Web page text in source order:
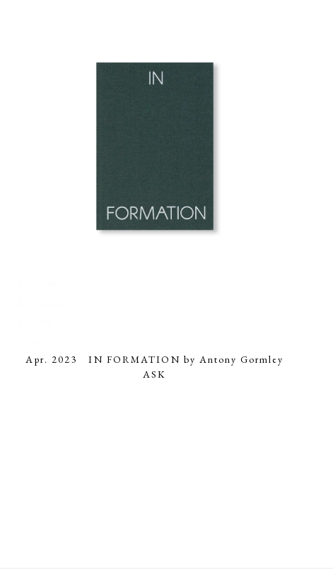
Apr. 2023 IN FORMATION by Antony Gormley
ASK